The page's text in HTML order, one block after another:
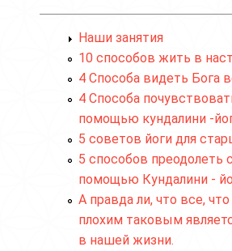
Наши занятия
10 способов жить в
4 Способа видеть Бога
4 Способа
помощью кундалини -
5 советов йоги для
5 способов преодолеть
помощью Кундалини -
А правда ли, что все,
плохим таковым
в нашей жизни.